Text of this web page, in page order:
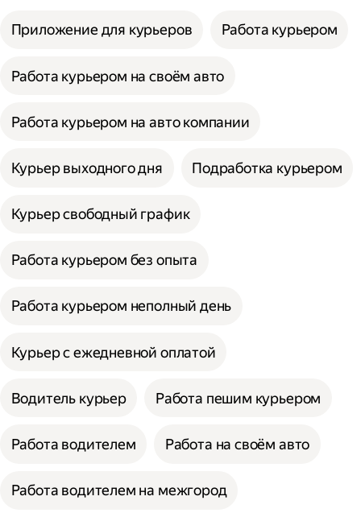
Приложение для курьеров Работа курьером
Работа курьером на своём авто
Работа курьером на авто компании
Курьер выходного дня Подработка курьером
Курьер свободный график
Работа курьером без опыта
Работа курьером неполный день
Курьер с ежедневной оплатой
Водитель курьер Работа пешим курьером
Работа водителем Работа на своём авто
Работа водителем на межгород